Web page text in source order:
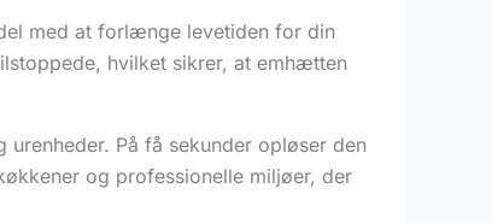
med at forlænge levetiden for din
hvilket sikrer, at emhætten
På få sekunder opløser den
og professionelle miljøer, der